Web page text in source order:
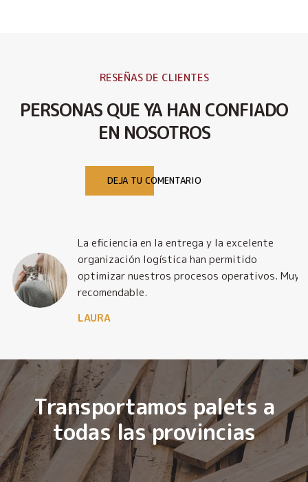
RESEÑAS DE CLIENTES
PERSONAS QUE YA HAN CONFIADO
EN NOSOTROS
DEJA TU COMENTARIO
La eficiencia en la entrega y la excelente
organización logística han permitido
optimizar nuestros procesos operativos. Muy
recomendable.
LAURA
Transportamos palets a
todas las provincias